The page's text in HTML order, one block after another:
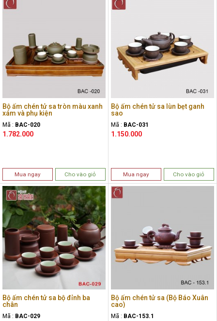
Bộ ấm chén tử sa tròn màu xanh
xám và phụ kiện
Mã : BAC-020
1.782.000
Mua ngay Cho vào giỏ
Bộ ấm chén tử sa lùn bẹt ganh
sao
Mã : BAC-031
1.150.000
Mua ngay Cho vào giỏ
Bộ ấm chén tử sa bộ đỉnh ba
chân
Mã : BAC-029
Bộ ấm chén tử sa (Bộ Báo Xuân
cao)
Mã : BAC-153.1